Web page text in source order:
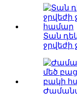
Տան
ջրվեժի